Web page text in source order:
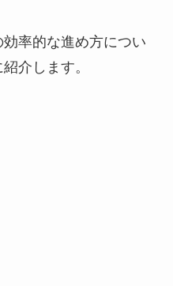
効率的な進め方につい
介します。